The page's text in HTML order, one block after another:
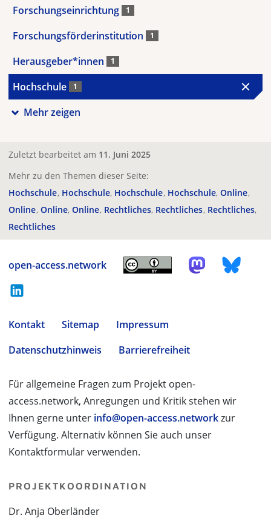
Forschungseinrichtung 1
Forschungsförderinstitution 1
Herausgeber*innen 1
Hochschule 1
Mehr zeigen
Zuletzt bearbeitet am 11. Juni 2025
Mehr zu den Themen dieser Seite:
Hochschule Hochschule Hochschule Hochschule Online
Online Online Online Rechtliches Rechtliches Rechtliches
Rechtliches
open-access.network
Kontakt Sitemap
Impressum
Datenschutzhinweis
Barrierefreiheit
Für allgemeine Fragen zum Projekt open-
access.network, Anregungen und Kritik stehen wir
Ihnen gerne unter info@open-access.networkzur
Verfügung. Alternativ können Sie auch unser
Kontaktformular verwenden.
PROJEKTKOORDINATION
Dr. Anja Oberländer